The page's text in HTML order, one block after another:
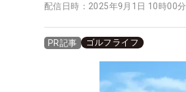
配信日時： 2025年9月1日 10時00分
PR記事 ゴルフライフ